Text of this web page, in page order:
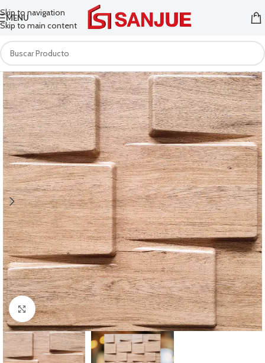
Skip to navigation
Skip to main content
MENU
Click to enlarge